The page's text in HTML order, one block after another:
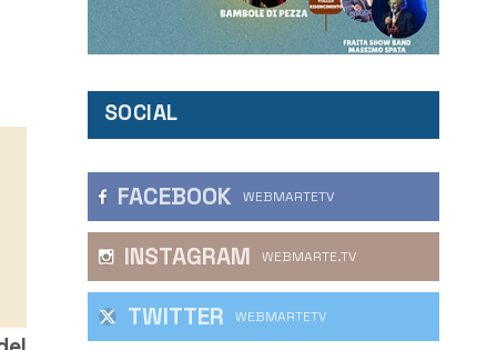
SOCIAL
FACEBOOK WEBMARTETV
INSTAGRAM WEBMARTE.TV
TWITTER WEBMARTETV